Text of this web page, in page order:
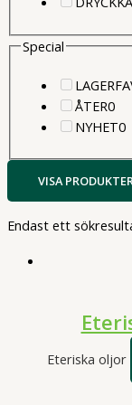
Special
ÅTER00
NYHET00
VISA
Endast ett
Eteriska oljor